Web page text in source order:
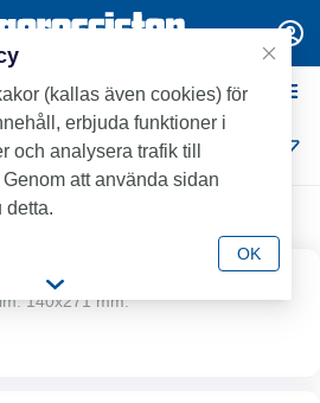
140x271 mm.
(kallas även cookies) för
erbjuda funktioner i
och analysera trafik till
att använda sidan
detta.
OK